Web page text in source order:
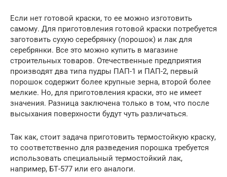
Если нет готовой краски, то ее можно изготовить
самому. Для приготовления готовой краски потребуется
заготовить сухую серебрянку (порошок) и лак для
серебрянки. Все это можно купить в магазине
строительных товаров. Отечественные предприятия
производят два типа пудры ПАП-1 и ПАП-2, первый
порошок содержит более крупные зерна, второй более
мелкие. Но, для приготовления краски, это не имеет
значения. Разница заключена только в том, что после
высыхания поверхности будут чуть различаться.
Так как, стоит задача приготовить термостойкую краску,
то соответственно для разведения порошка требуется
использовать специальный термостойкий лак,
например, БТ-577 или его аналоги.